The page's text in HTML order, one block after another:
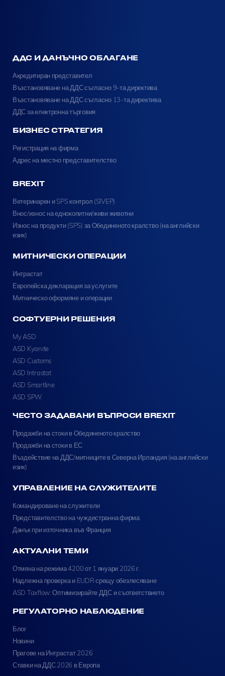
ДДС И ДАНЪЧНО ОБЛАГАНЕ
Акредитиран представител
Възстановяване на ДДС съгласно 9-та директива
Възстановяване на ДДС съгласно 13-та директива
ДДС за електронна търговия
БИЗНЕС СТРАТЕГИЯ
Регистрация на фирма
Адрес на местно представителство
BREXIT
Ветеринарен и SPS контрол (SIVEP)
Внос/износ на еднокопитни/живи животни
Износ на продукти (SPS) за Обединеното кралство (на английски
език)
МИТНИЧЕСКИ ОПЕРАЦИИ
Интрастат
Европейска декларация за услугите
Митническо оформяне и операции
СОФТУЕРНИ РЕШЕНИЯ
My ASD
ASD Kyanite
ASD Customs
ASD Intrastat
ASD Smartline
ASD SPW
ЧЕСТО ЗАДАВАНИ ВЪПРОСИ BREXIT
Продажби на стоки в Обединеното кралство
Продажби на стоки в ЕС
Въздействие на ДДС/митниците в Северна Ирландия (на английски
език)
УПРАВЛЕНИЕ НА СЛУЖИТЕЛИТЕ
Командироване на служители
Представителство на чуждестранна фирма
Данък при източника във Франция
АКТУАЛНИ ТЕМИ
Отмяна на режима 4200 от 1 януари 2026 г.
Надлежна проверка и EUDR срещу обезлесяване
ASD Taxflow: Оптимизирайте ДДС и съответствието
РЕГУЛАТОРНО НАБЛЮДЕНИЕ
Блог
Новини
Прагове на Интрастат 2026
Ставки на ДДС 2026 в Европа